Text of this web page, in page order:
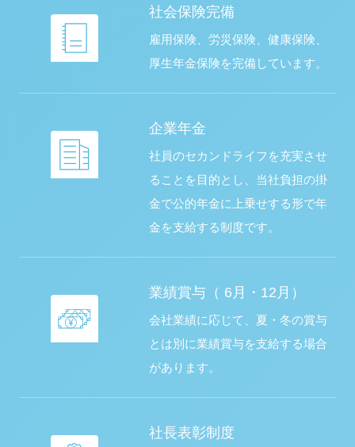
社会保険完備
雇用保険、労災保険、健康保険、
厚生年金保険を完備しています。
企業年金
社員のセカンドライフを充実させ
ることを目的とし、当社負担の掛
金で公的年金に上乗せする形で年
金を支給する制度です。
業績賞与（ 6月・12月）
会社業績に応じて、夏・冬の賞与
とは別に業績賞与を支給する場合
があります。
社長表彰制度